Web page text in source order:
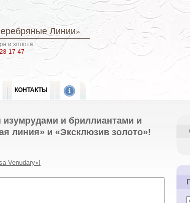
Линии»
и золота
17-47
КОНТАКТЫ
и бриллиантами и
линия» и «Эксклюзив золото»!
Venudary»!